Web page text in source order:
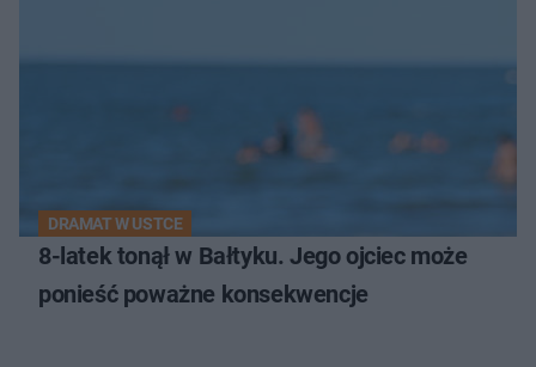
DRAMAT W USTCE
8-latek tonął w Bałtyku. Jego ojciec może
ponieść poważne konsekwencje